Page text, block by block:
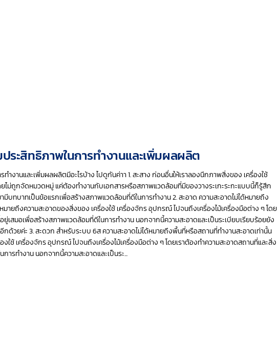
ระสิทธิภาพในการทำงานและเพิ่มผลผลิต
ำงานและเพิ่มผลผลิตมีอะไรบ้าง ไปดูกันค่าา 1. สะสาง ก่อนอื่นให้เราลองนึกภาพสิ่งของ เครื่องใช้
ไม่ถูกจัดหมวดหมู่ แค่ต้องทำงานกับเอกสารหรือสภาพแวดล้อมที่มีของวางระเกะระกะแบบนี้ก็รู้สึก
มีบทบาทเป็นข้อแรกเพื่อสร้างสภาพแวดล้อมที่ดีในการทำงาน 2. สะอาด ความสะอาดไม่ได้หมายถึง
ายถึงความสะอาดของสิ่งของ เครื่องใช้ เครื่องจักร อุปกรณ์ ไปจนถึงเครื่องไม้เครื่องมือต่าง ๆ โดย
ยู่เสมอเพื่อสร้างสภาพแวดล้อมที่ดีในการทำงาน นอกจากนี้ความสะอาดและเป็นระเบียบเรียบร้อยยัง
ด้วยค่ะ 3. สะดวก สำหรับระบบ 6ส ความสะอาดไม่ได้หมายถึงพื้นที่หรือสถานที่ทำงานสะอาดเท่านั้น
ใช้ เครื่องจักร อุปกรณ์ ไปจนถึงเครื่องไม้เครื่องมือต่าง ๆ โดยเราต้องทำความสะอาดสถานที่และสิ่ง
ารทำงาน นอกจากนี้ความสะอาดและเป็นระ...